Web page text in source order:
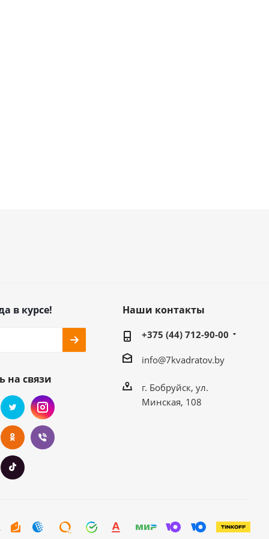
в курсе!
на связи
Наши контакты
+375 (44) 712-90-00
info@7kvadratov.by
г. Бобруйск, ул.
Минская, 108